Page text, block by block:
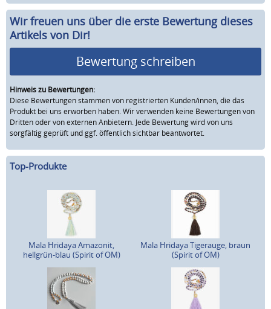
Wir freuen uns über die erste Bewertung dieses
Artikels von Dir!
Bewertung schreiben
Hinweis zu Bewertungen:
Diese Bewertungen stammen von registrierten Kunden/innen, die das
Produkt bei uns erworben haben. Wir verwenden keine Bewertungen von
Dritten oder von externen Anbietern. Jede Bewertung wird von uns
sorgfältig geprüft und ggf. öffentlich sichtbar beantwortet.
Top-Produkte
Mala Hridaya Amazonit,
hellgrün-blau (Spirit of OM)
Mala Hridaya Tigerauge, braun
(Spirit of OM)